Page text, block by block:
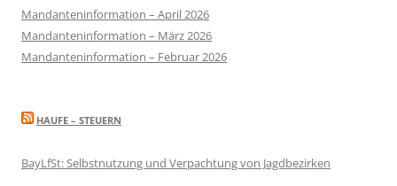
Mandanteninformation – April 2026
Mandanteninformation – März 2026
Mandanteninformation – Februar 2026
HAUFE – STEUERN
BayLfSt: Selbstnutzung und Verpachtung von Jagdbezirken